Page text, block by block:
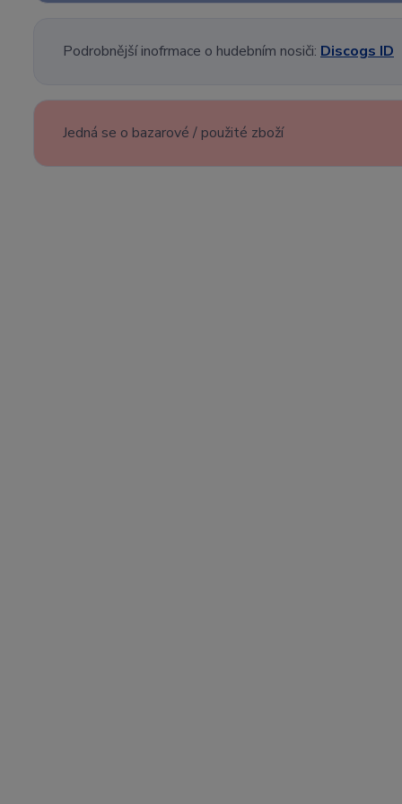
Podrobnější inofrmace o hudebním nosiči: Discogs ID
Jedná se o bazarové / použité zboží